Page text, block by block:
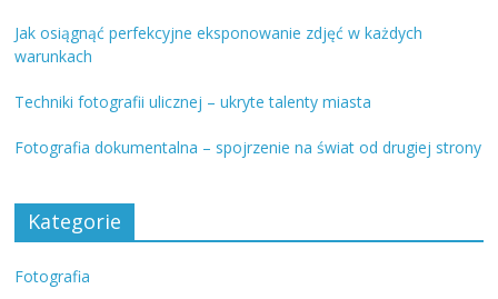
Jak osiągnąć perfekcyjne eksponowanie zdjęć w każdych
warunkach
Techniki fotografii ulicznej – ukryte talenty miasta
Fotografia dokumentalna – spojrzenie na świat od drugiej strony
Kategorie
Fotografia